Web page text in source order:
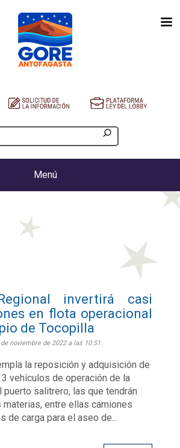
Menú
invertirá casi
en flota operacional
de Tocopilla
noviembre de 2022 a las 10:51.
la reposición y adquisición de
vehículos de operación de la
puerto salitrero, las que tendrán
entre ellas camiones
de carga para el aseo de...